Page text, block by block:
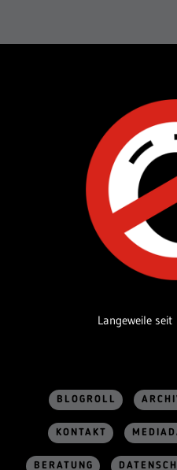
Langeweile seit
BLOGROLL
KONTAKT
BERATUNG